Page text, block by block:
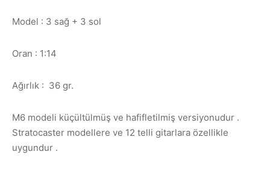
Model : 3 sağ + 3 sol
Oran : 1:14
Ağırlık : 36 gr.
M6 modeli küçültülmüş ve hafifletilmiş versiyonudur .
Stratocaster modellere ve 12 telli gitarlara özellikle
uygundur .